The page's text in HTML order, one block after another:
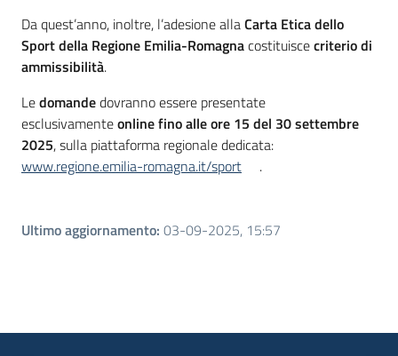
Da quest’anno, inoltre, l’adesione allaCarta Etica dello
Sport della Regione Emilia-Romagnacostituiscecriterio di
ammissibilità.
Ledomandedovranno essere presentate
esclusivamenteonlinefino alle ore 15 del 30 settembre
2025, sulla piattaforma regionale dedicata:
www.regione.emilia-romagna.it/sport
.
Ultimo aggiornamento: 03-09-2025, 15:57